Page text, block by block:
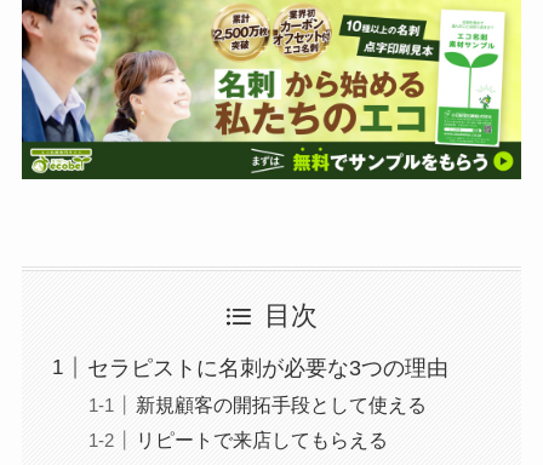
目次
セラピストに名刺が必要な3つの理由
新規顧客の開拓手段として使える
リピートで来店してもらえる